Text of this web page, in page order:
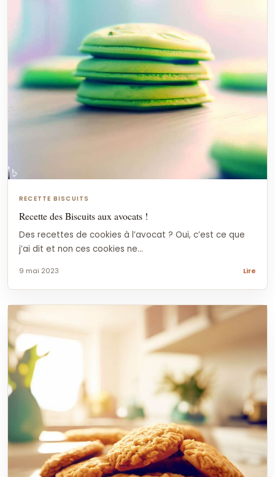
RECETTE BISCUITS
Recette des Biscuits aux avocats !
Des recettes de cookies à l’avocat ? Oui, c’est ce que
j’ai dit et non ces cookies ne...
9 mai 2023 Lire